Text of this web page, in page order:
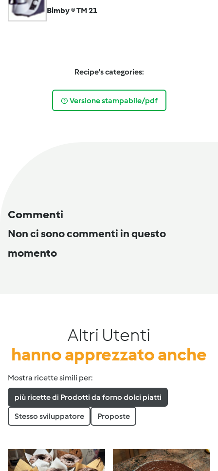
Bimby ® TM 21
Recipe's categories:
Versione stampabile/pdf
Commenti
Non ci sono commenti in questo
momento
Altri Utenti
hanno apprezzato anche
Mostra ricette simili per:
più ricette di Prodotti da forno dolci piatti
Stesso sviluppatore Proposte